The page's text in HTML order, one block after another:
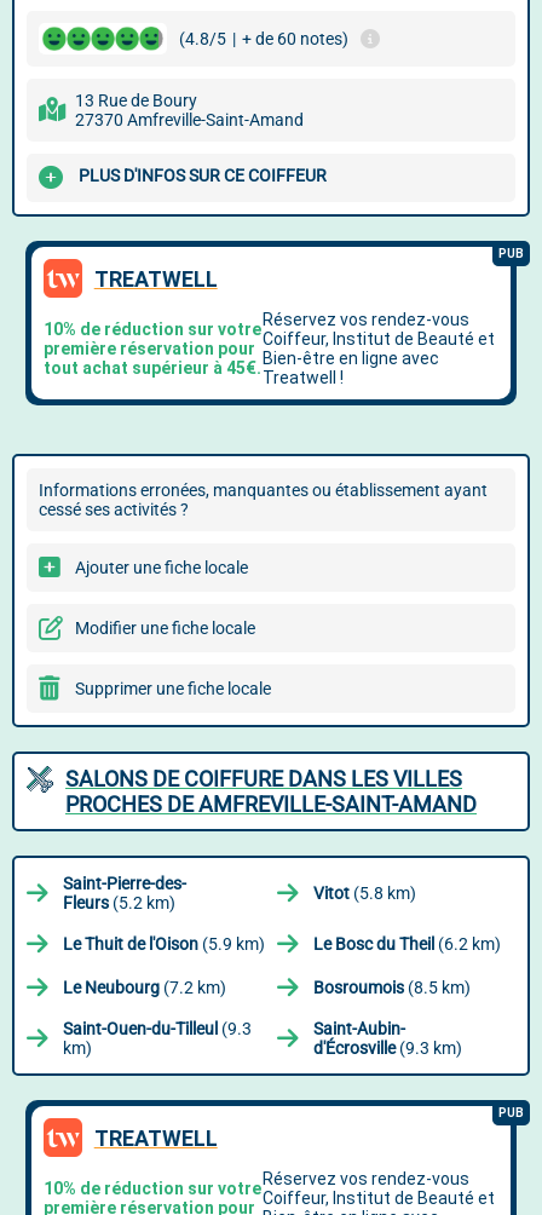
(4.8/5 | + de 60 notes)
13 Rue de Boury
27370 Amfreville-Saint-Amand
PLUS D'INFOS SUR CE COIFFEUR
Informations erronées, manquantes ou établissement ayant
cessé ses activités ?
Ajouter une fiche locale
Modifier une fiche locale
Supprimer une fiche locale
SALONS DE COIFFURE DANS LES VILLES
PROCHES DE AMFREVILLE-SAINT-AMAND
Saint-Pierre-des-
Fleurs (5.2 km) Vitot (5.8 km)
Le Thuit de l'Oison (5.9 km) Le Bosc du Theil (6.2 km)
Le Neubourg (7.2 km) Bosroumois (8.5 km)
Saint-Ouen-du-Tilleul (9.3
km)
Saint-Aubin-
d'Écrosville(9.3 km)